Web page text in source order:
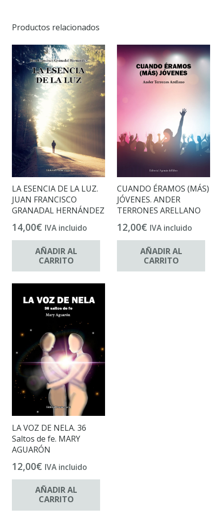
Productos relacionados
LA ESENCIA DE LA LUZ.
JUAN FRANCISCO
GRANADAL HERNÁNDEZ
14,00€ IVA incluido
AÑADIR AL
CARRITO
CUANDO ÉRAMOS (MÁS)
JÓVENES. ANDER
TERRONES ARELLANO
12,00€ IVA incluido
AÑADIR AL
CARRITO
LA VOZ DE NELA. 36
Saltos de fe. MARY
AGUARÓN
12,00€ IVA incluido
AÑADIR AL
CARRITO